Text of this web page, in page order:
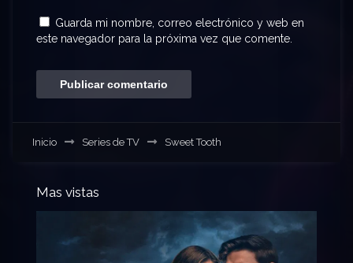
Guarda mi nombre, correo electrónico y web en
este navegador para la próxima vez que comente.
Inicio Series de TV Sweet Tooth
Mas vistas